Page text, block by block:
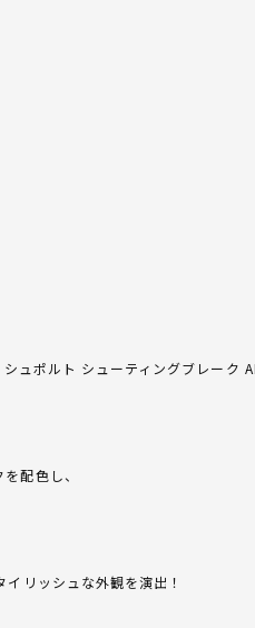
ュポルト シューティングブレーク
配色し、
イリッシュな外観を演出！